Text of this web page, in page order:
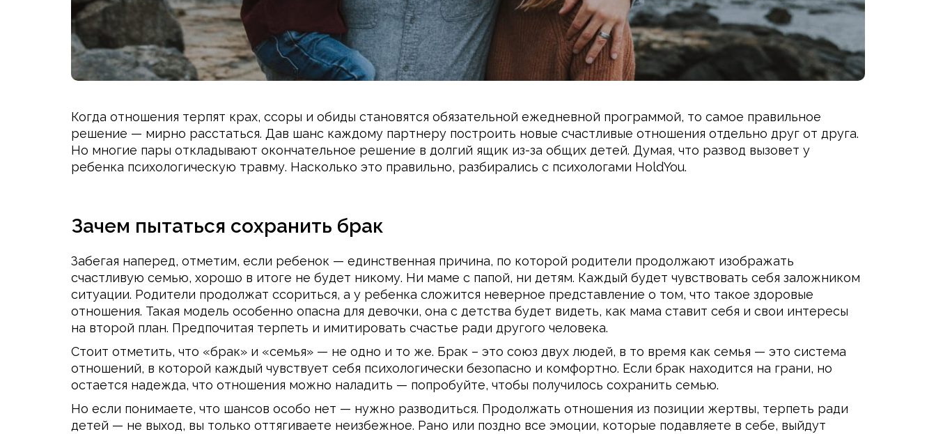
Когда отношения терпят крах, ссоры и обиды становятся обязательной ежедневной программой, то самое правильное
решение — мирно расстаться. Дав шанс каждому партнеру построить новые счастливые отношения отдельно друг от друга.
Но многие пары откладывают окончательное решение в долгий ящик из-за общих детей. Думая, что развод вызовет у
ребенка психологическую травму. Насколько это правильно, разбирались с психологами HoldYou.
Зачем пытаться сохранить брак
Забегая наперед, отметим, если ребенок — единственная причина, по которой родители продолжают изображать
счастливую семью, хорошо в итоге не будет никому. Ни маме с папой, ни детям. Каждый будет чувствовать себя заложником
ситуации. Родители продолжат ссориться, а у ребенка сложится неверное представление о том, что такое здоровые
отношения. Такая модель особенно опасна для девочки, она с детства будет видеть, как мама ставит себя и свои интересы
на второй план. Предпочитая терпеть и имитировать счастье ради другого человека.
Стоит отметить, что «брак» и «семья» — не одно и то же. Брак – это союз двух людей, в то время как семья — это система
отношений, в которой каждый чувствует себя психологически безопасно и комфортно. Если брак находится на грани, но
остается надежда, что отношения можно наладить — попробуйте, чтобы получилось сохранить семью.
Но если понимаете, что шансов особо нет — нужно разводиться. Продолжать отношения из позиции жертвы, терпеть ради
детей — не выход, вы только оттягиваете неизбежное. Рано или поздно все эмоции, которые подавляете в себе, выйдут